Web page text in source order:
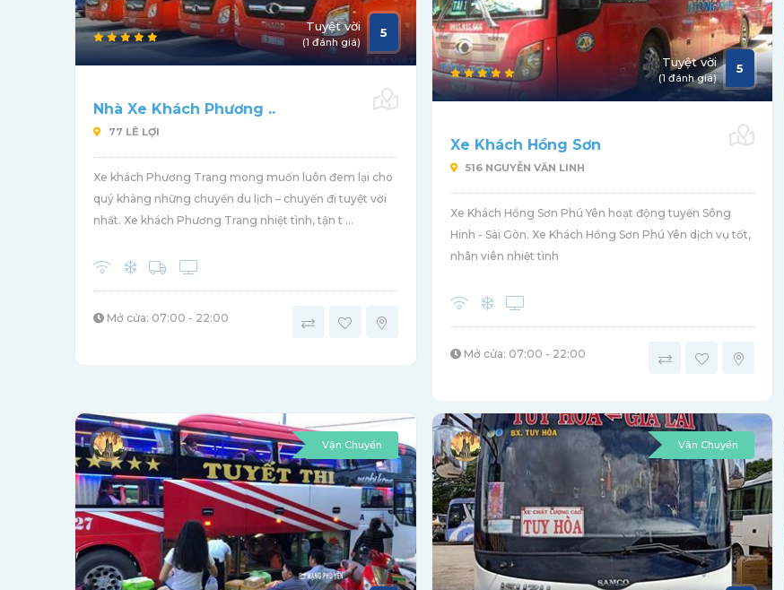
Tuyệt vời
(1 đánh giá)
5
Nhà Xe Khách Phương ..
77 LÊ LỢI
Xe khách Phương Trang mong muốn luôn đem lại cho
quý khàng những chuyến du lịch – chuyến đi tuyệt vời
nhất. Xe khách Phương Trang nhiệt tình, tận t ...
Mở cửa: 07:00 - 22:00
Tuyệt vời
(1 đánh giá)
5
Xe Khách Hồng Sơn
516 NGUYỄN VĂN LINH
Xe Khách Hồng Sơn Phú Yên hoạt động tuyến Sông
Hinh - Sài Gòn. Xe Khách Hồng Sơn Phú Yên dịch vụ tốt,
nhân viên nhiệt tình
Mở cửa: 07:00 - 22:00
Vận Chuyển Vận Chuyển